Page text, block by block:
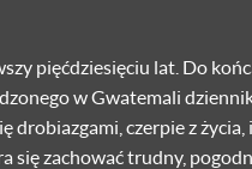
pięćdziesięciu lat. Do
w Gwatemali
drobiazgami, czerpie z życia,
się zachować trudny,